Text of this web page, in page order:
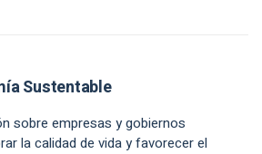
Sustentable
sobre empresas y gobiernos
la calidad de vida y favorecer el